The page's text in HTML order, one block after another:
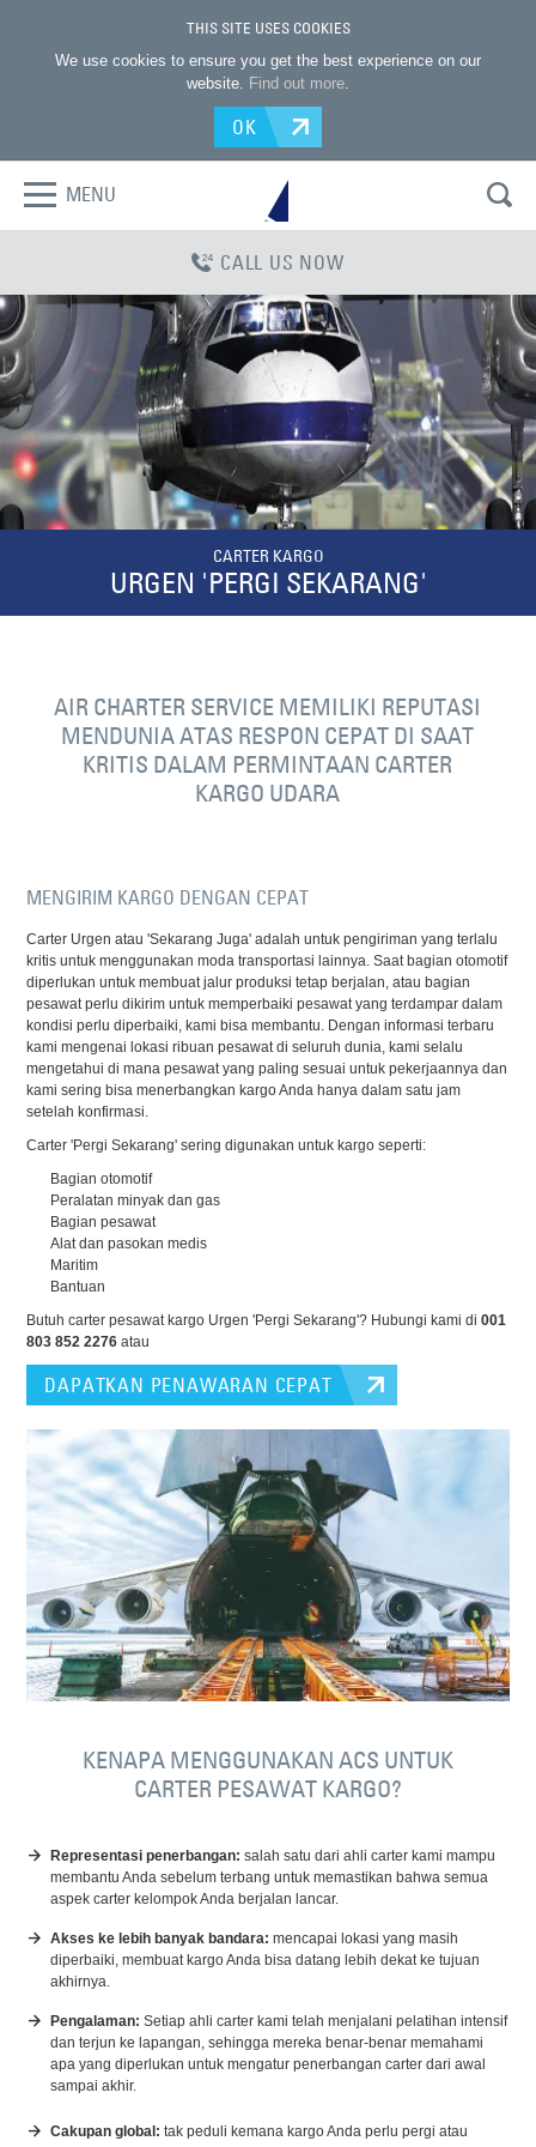
THIS SITE USES COOKIES
We use cookies to ensure you get the best experience on our
website. Find out more.
OK
MENU
CALL US NOW
CARTER KARGO
URGEN 'PERGI SEKARANG'
AIR CHARTER SERVICE MEMILIKI REPUTASI
MENDUNIA ATAS RESPON CEPAT DI SAAT
KRITIS DALAM PERMINTAAN CARTER
KARGO UDARA
MENGIRIM KARGO DENGAN CEPAT
Carter Urgen atau 'Sekarang Juga' adalah untuk pengiriman yang terlalu
kritis untuk menggunakan moda transportasi lainnya. Saat bagian otomotif
diperlukan untuk membuat jalur produksi tetap berjalan, atau bagian
pesawat perlu dikirim untuk memperbaiki pesawat yang terdampar dalam
kondisi perlu diperbaiki, kami bisa membantu. Dengan informasi terbaru
kami mengenai lokasi ribuan pesawat di seluruh dunia, kami selalu
mengetahui di mana pesawat yang paling sesuai untuk pekerjaannya dan
kami sering bisa menerbangkan kargo Anda hanya dalam satu jam
setelah konfirmasi.
Carter 'Pergi Sekarang' sering digunakan untuk kargo seperti:
Bagian otomotif
Peralatan minyak dan gas
Bagian pesawat
Alat dan pasokan medis
Maritim
Bantuan
Butuh carter pesawat kargo Urgen 'Pergi Sekarang'? Hubungi kami di001
803 852 2276 atau
DAPATKAN PENAWARAN CEPAT
KENAPA MENGGUNAKAN ACS UNTUK
CARTER PESAWAT KARGO?
Representasi penerbangan: salah satu dari ahli carter kami mampu
membantu Anda sebelum terbang untuk memastikan bahwa semua
aspek carter kelompok Anda berjalan lancar.
Akses ke lebih banyak bandara: mencapai lokasi yang masih
diperbaiki, membuat kargo Anda bisa datang lebih dekat ke tujuan
akhirnya.
Pengalaman: Setiap ahli carter kami telah menjalani pelatihan intensif
dan terjun ke lapangan, sehingga mereka benar-benar memahami
apa yang diperlukan untuk mengatur penerbangan carter dari awal
sampai akhir.
Cakupan global: tak peduli kemana kargo Anda perlu pergi atau